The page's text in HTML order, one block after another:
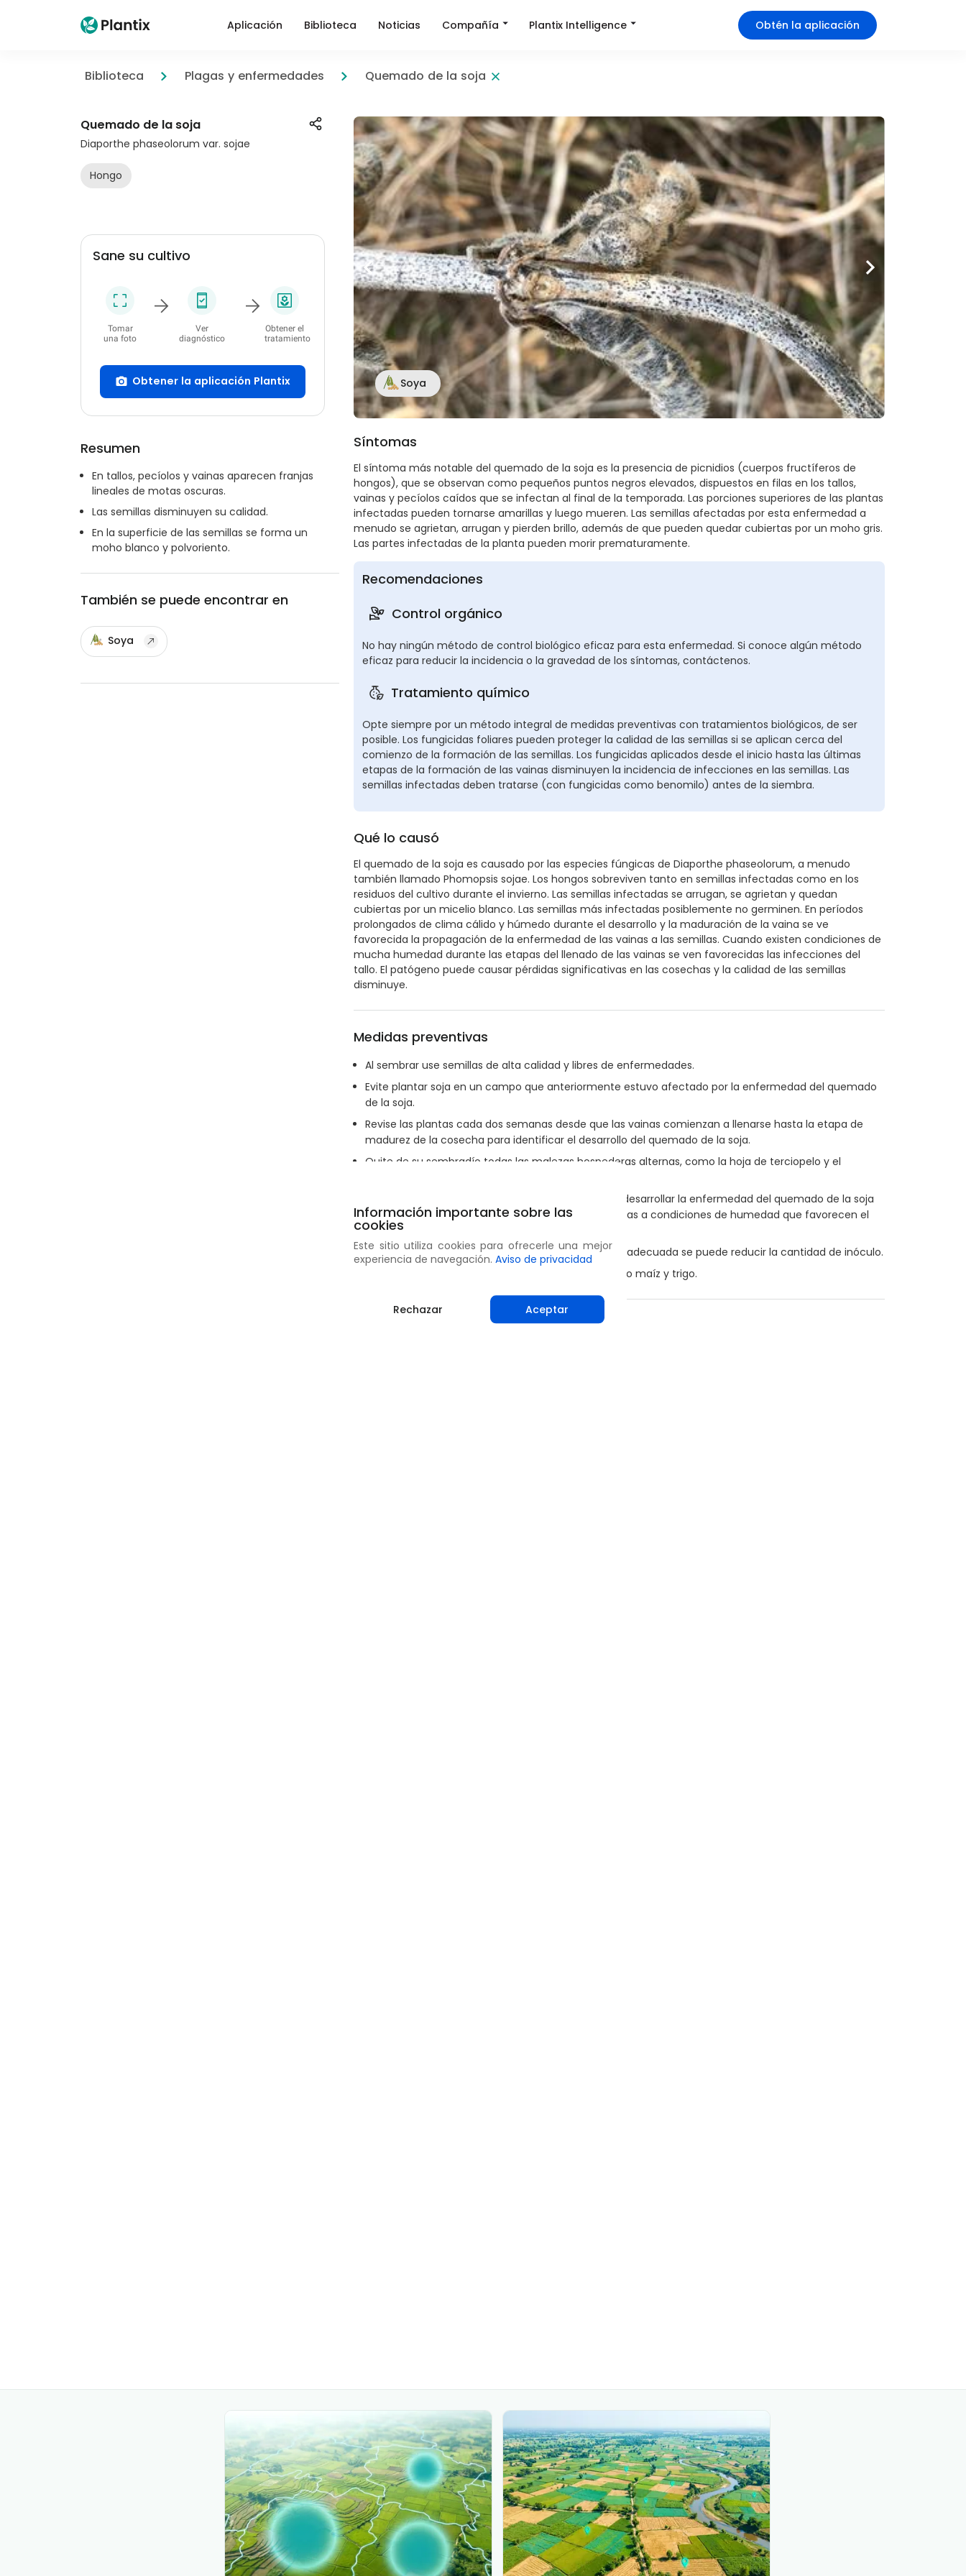
Aplicación Biblioteca Noticias Compañía Plantix Intelligence Obtén la aplicación
Biblioteca Plagas y enfermedades Quemado de la soja
Quemado de la soja
Diaporthe phaseolorum var. sojae
Hongo
Sane su cultivo
Tomar
una foto
Ver
diagnóstico
Obtener el
tratamiento
Obtener la aplicación Plantix
Resumen
En tallos, pecíolos y vainas aparecen franjas
lineales de motas oscuras.
Las semillas disminuyen su calidad.
En la superficie de las semillas se forma un
moho blanco y polvoriento.
También se puede encontrar en
Soya
Soya
Síntomas
El síntoma más notable del quemado de la soja es la presencia de picnidios (cuerpos fructíferos de
hongos), que se observan como pequeños puntos negros elevados, dispuestos en filas en los tallos,
vainas y pecíolos caídos que se infectan al final de la temporada. Las porciones superiores de las plantas
infectadas pueden tornarse amarillas y luego mueren. Las semillas afectadas por esta enfermedad a
menudo se agrietan, arrugan y pierden brillo, además de que pueden quedar cubiertas por un moho gris.
Las partes infectadas de la planta pueden morir prematuramente.
Recomendaciones
Control orgánico
No hay ningún método de control biológico eficaz para esta enfermedad. Si conoce algún método
eficaz para reducir la incidencia o la gravedad de los síntomas, contáctenos.
Tratamiento químico
Opte siempre por un método integral de medidas preventivas con tratamientos biológicos, de ser
posible. Los fungicidas foliares pueden proteger la calidad de las semillas si se aplican cerca del
comienzo de la formación de las semillas. Los fungicidas aplicados desde el inicio hasta las últimas
etapas de la formación de las vainas disminuyen la incidencia de infecciones en las semillas. Las
semillas infectadas deben tratarse (con fungicidas como benomilo) antes de la siembra.
Qué lo causó
El quemado de la soja es causado por las especies fúngicas de Diaporthe phaseolorum, a menudo
también llamado Phomopsis sojae. Los hongos sobreviven tanto en semillas infectadas como en los
residuos del cultivo durante el invierno. Las semillas infectadas se arrugan, se agrietan y quedan
cubiertas por un micelio blanco. Las semillas más infectadas posiblemente no germinen. En períodos
prolongados de clima cálido y húmedo durante el desarrollo y la maduración de la vaina se ve
favorecida la propagación de la enfermedad de las vainas a las semillas. Cuando existen condiciones de
mucha humedad durante las etapas del llenado de las vainas se ven favorecidas las infecciones del
tallo. El patógeno puede causar pérdidas significativas en las cosechas y la calidad de las semillas
disminuye.
Medidas preventivas
Al sembrar use semillas de alta calidad y libres de enfermedades.
Evite plantar soja en un campo que anteriormente estuvo afectado por la enfermedad del quemado
de la soja.
Revise las plantas cada dos semanas desde que las vainas comienzan a llenarse hasta la etapa de
madurez de la cosecha para identificar el desarrollo del quemado de la soja.
Quite de su sembradío todas las malezas hospederas alternas, como la hoja de terciopelo y el
Al posponer la cosecha se incrementa el riesgo de desarrollar la enfermedad del quemado de la soja
porque es probable que las plantas queden expuestas a condiciones de humedad que favorecen el
desarrollo de la enfermedad.
Al cosechar oportunamente y realizar una labranza adecuada se puede reducir la cantidad de inóculo.
Realice rotaciones con cultivos no hospederos como maíz y trigo.
Información importante sobre las
cookies
Este sitio utiliza cookies para ofrecerle una mejor
experiencia de navegación. Aviso de privacidad
Rechazar Aceptar